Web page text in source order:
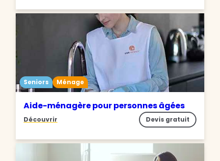
Seniors Ménage
Aide-ménagère pour personnes âgées
Découvrir Devis gratuit